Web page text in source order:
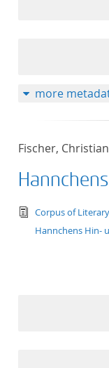
more
Fischer,
text/
Corpus of
Hannchens Hin-